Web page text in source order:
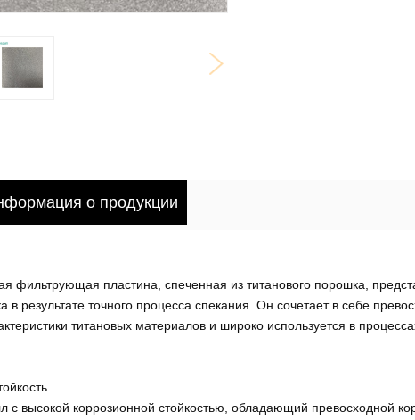
о продукции
фильтрующая пластина, спеченная из титанового порошка,
в результате точного процесса спекания. Он сочетает в себе
титановых материалов и широко используется в
с высокой коррозионной стойкостью, обладающий превосходной